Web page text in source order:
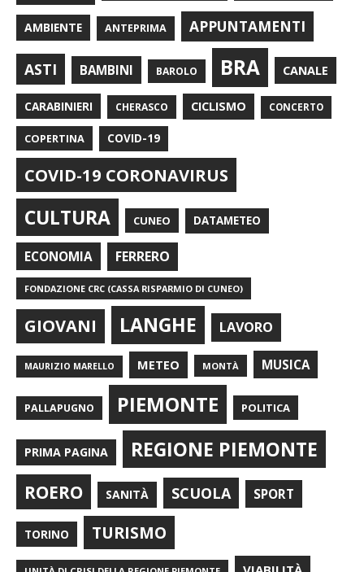
AMBIENTE ANTEPRIMA APPUNTAMENTI
ASTI BAMBINI BAROLO BRA CANALE
CARABINIERI CHERASCO CICLISMO CONCERTO
COPERTINA COVID-19
COVID-19 CORONAVIRUS
CULTURA CUNEO DATAMETEO
ECONOMIA FERRERO
FONDAZIONE CRC (CASSA RISPARMIO DI CUNEO)
GIOVANI LANGHE LAVORO
MAURIZIO MARELLO METEO MONTÀ MUSICA
PALLAPUGNO PIEMONTE POLITICA
PRIMA PAGINA REGIONE PIEMONTE
ROERO SANITÀ SCUOLA SPORT
TORINO TURISMO